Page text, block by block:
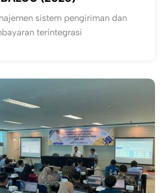
sistem pengiriman dan
terintegrasi